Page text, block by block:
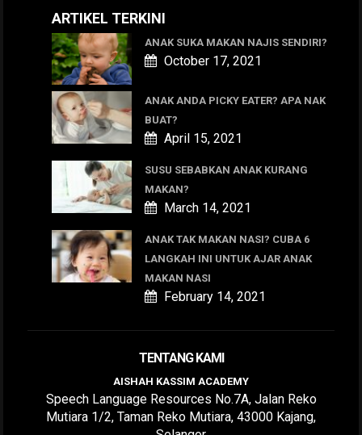
ARTIKEL TERKINI
ANAK SUKA MAKAN NAJIS SENDIRI?
October 17, 2021
ANAK ANDA PICKY EATER? APA NAK
BUAT?
April 15, 2021
SUSU SEBABKAN ANAK KURANG
MAKAN?
March 14, 2021
ANAK TAK MAKAN NASI? CUBA 6
LANGKAH INI UNTUK AJAR ANAK
MAKAN NASI
February 14, 2021
TENTANG KAMI
AISHAH KASSIM ACADEMY
Speech Language Resources No.7A, Jalan Reko
Mutiara 1/2, Taman Reko Mutiara, 43000 Kajang,